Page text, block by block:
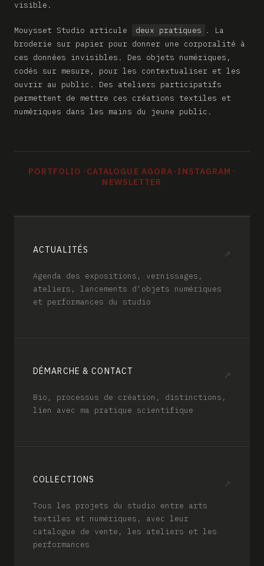
visible.
Mouysset Studio articule deux pratiques . La
broderie sur papier pour donner une corporalité à
ces données invisibles. Des objets numériques,
codés sur mesure, pour les contextualiser et les
ouvrir au public. Des ateliers participatifs
permettent de mettre ces créations textiles et
numériques dans les mains du jeune public.
PORTFOLIO · CATALOGUE AGORA · INSTAGRAM ·
NEWSLETTER
ACTUALITÉS ↗
Agenda des expositions, vernissages,
ateliers, lancements d'objets numériques
et performances du studio
DÉMARCHE & CONTACT ↗
Bio, processus de création, distinctions,
lien avec ma pratique scientifique
COLLECTIONS ↗
Tous les projets du studio entre arts
textiles et numériques, avec leur
catalogue de vente, les ateliers et les
performances